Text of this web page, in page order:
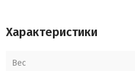
Характеристики
Вес